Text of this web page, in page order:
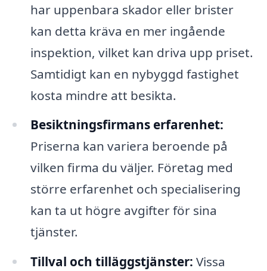
har uppenbara skador eller brister
kan detta kräva en mer ingående
inspektion, vilket kan driva upp priset.
Samtidigt kan en nybyggd fastighet
kosta mindre att besikta.
Besiktningsfirmans erfarenhet:
Priserna kan variera beroende på
vilken firma du väljer. Företag med
större erfarenhet och specialisering
kan ta ut högre avgifter för sina
tjänster.
Tillval och tilläggstjänster: Vissa